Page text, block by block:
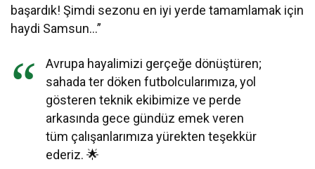
başardık! Şimdi sezonu en iyi yerde tamamlamak için
haydi Samsun…”
Avrupa hayalimizi gerçeğe dönüştüren;
sahada ter döken futbolcularımıza, yol
gösteren teknik ekibimize ve perde
arkasında gece gündüz emek veren
tüm çalışanlarımıza yürekten teşekkür
ederiz. 🌟